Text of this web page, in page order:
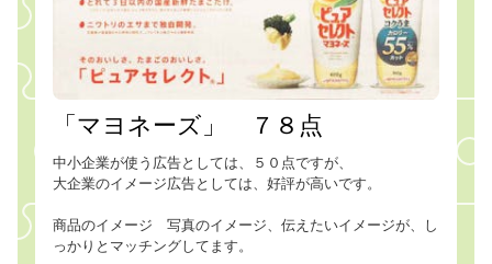
「マヨネーズ」 ７８点
中小企業が使う広告としては、５０点ですが、
大企業のイメージ広告としては、好評が高いです。
商品のイメージ 写真のイメージ、伝えたいイメージが、し
っかりとマッチングしてます。